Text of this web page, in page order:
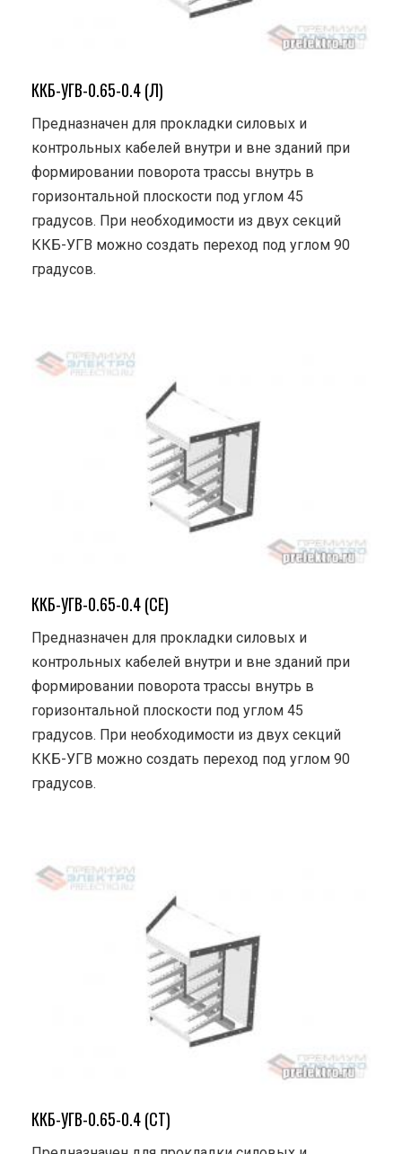
ККБ-УГВ-0.65-0.4 (Л)
Предназначен для прокладки силовых и
контрольных кабелей внутри и вне зданий при
формировании поворота трассы внутрь в
горизонтальной плоскости под углом 45
градусов. При необходимости из двух секций
ККБ-УГВ можно создать переход под углом 90
градусов.
ККБ-УГВ-0.65-0.4 (СЕ)
Предназначен для прокладки силовых и
контрольных кабелей внутри и вне зданий при
формировании поворота трассы внутрь в
горизонтальной плоскости под углом 45
градусов. При необходимости из двух секций
ККБ-УГВ можно создать переход под углом 90
градусов.
ККБ-УГВ-0.65-0.4 (СТ)